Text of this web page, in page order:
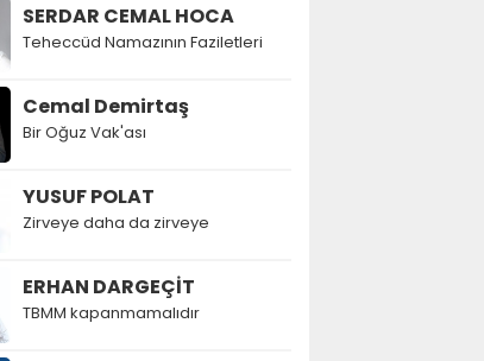
SERDAR CEMAL HOCA
Teheccüd Namazının Faziletleri
Cemal Demirtaş
Bir Oğuz Vak'ası
YUSUF POLAT
Zirveye daha da zirveye
ERHAN DARGEÇİT
TBMM kapanmamalıdır